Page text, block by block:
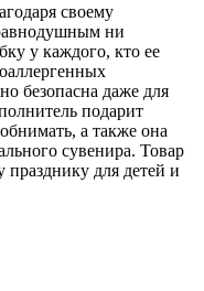
своему
ни
у каждого, кто ее
безопасна даже для
подарит
а также она
сувенира. Товар
для детей и